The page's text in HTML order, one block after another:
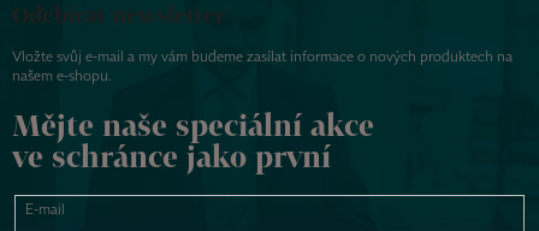
Odebírat newsletter
Vložte svůj e-mail a my vám budeme zasílat informace o nových produktech na
našem e-shopu.
Mějte naše speciální akce
ve schránce jako první
E-mail